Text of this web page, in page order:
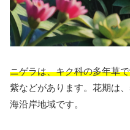
ニゲラは、キク科の多年草
紫などがあります。花期は
海沿岸地域です。